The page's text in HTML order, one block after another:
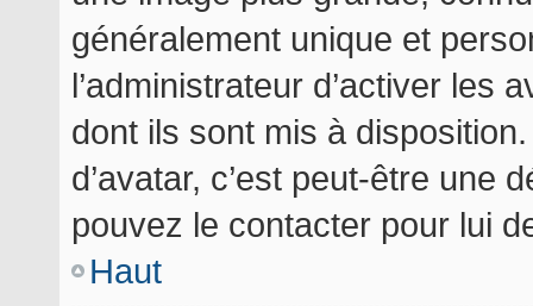
généralement unique et
l’administrateur d’activer les
dont ils sont mis à
d’avatar, c’est peut-être une
pouvez le contacter pour lui
Haut